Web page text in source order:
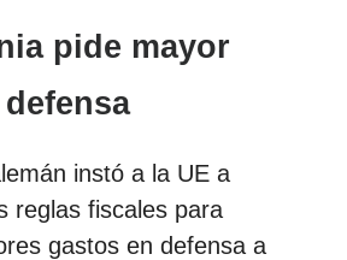
pide mayor
instó a la UE a
reglas fiscales para
gastos en defensa a